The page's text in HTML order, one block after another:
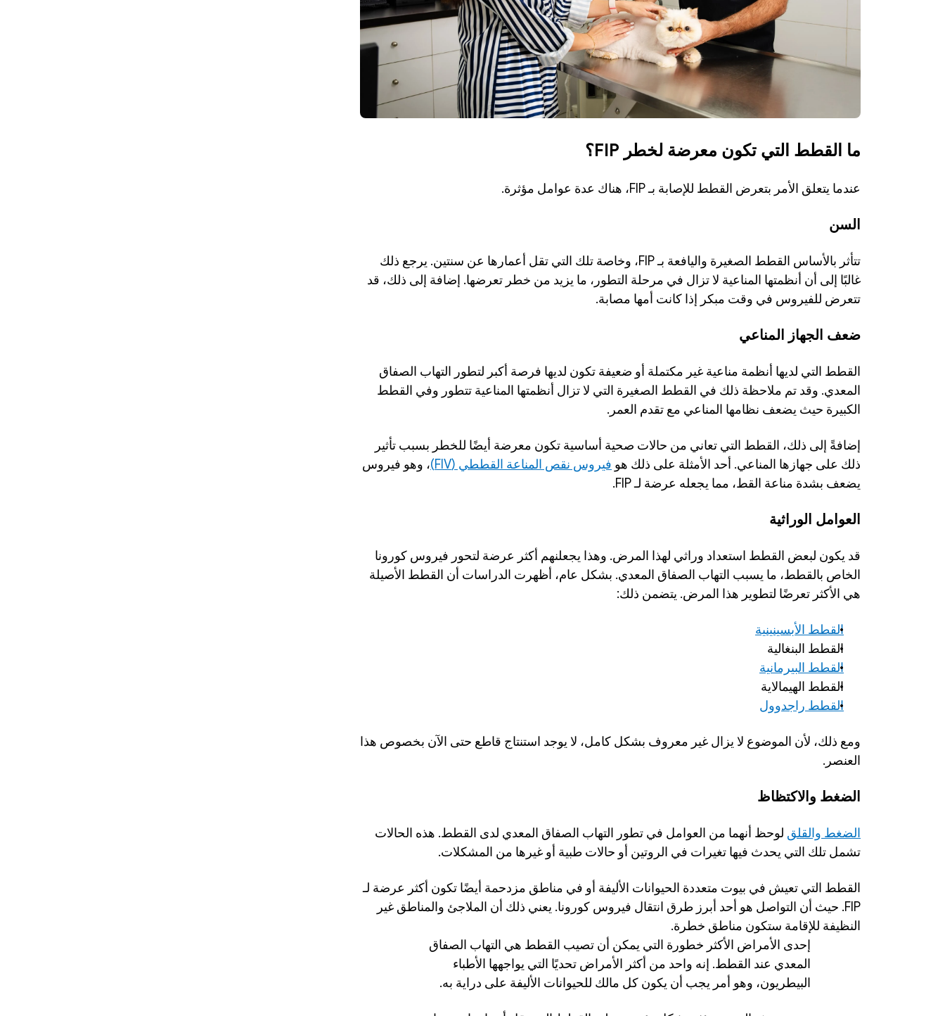
ما القطط التي تكون معرضة لخطر FIP؟
عندما يتعلق الأمر بتعرض القطط للإصابة بـ FIP، هناك عدة عوامل مؤثرة.
السن
تتعرض للفيروس في وقت مبكر إذا كانت أمها مصابة.
ضعف الجهاز المناعي
الكبيرة حيث يضعف نظامها المناعي مع تقدم العمر.
ذلك على جهازها المناعي. أحد الأمثلة على ذلك هو فيروس نقص المناعة القططي (FIV)
يضعف بشدة مناعة القط، مما يجعله عرضة لـ FIP.
العوامل الوراثية
هي الأكثر تعرضًا لتطوير هذا المرض. يتضمن ذلك:
القطط الأبسينينية
القطط البنغالية
القطط البيرمانية
القطط الهيمالاية
القطط راجدوول
العنصر.
الضغط والاكتظاظ
الضغط والقلق
تشمل تلك التي يحدث فيها تغيرات في الروتين أو حالات طبية أو غيرها من المشكلات.
القطط التي تعيش في بيوت متعددة الحيوانات الأليفة أو في مناطق مزدحمة أيضًا تكون أكثر عرضة لـ
النظيفة للإقامة ستكون مناطق خطرة.
البيطريون، وهو أمر يجب أن يكون كل مالك للحيوانات الأليفة على دراية به.